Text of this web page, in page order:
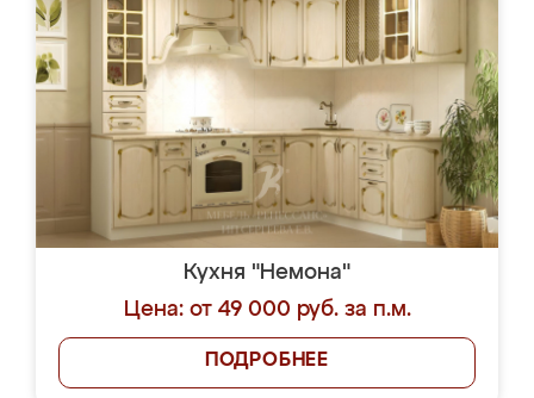
Кухня "Немона"
Цена: от 49 000 руб. за п.м.
ПОДРОБНЕЕ